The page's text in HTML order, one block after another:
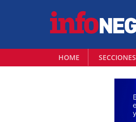
HOME SECCIONES